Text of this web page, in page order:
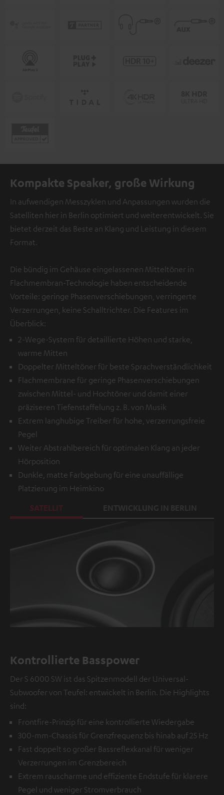
Kompakte Speaker, große Wirkung
In aufwendigen Messzyklen und Anpassungen wurden die
Satelliten hier in Berlin optimiert und weiterentwickelt. Sie
bietet derzeit das Beste an Klang und Leistung in diesem
Format.
Die bündig im Gehäuse eingelassenen Mitteltöner in
Flachmembran-Technologie haben entscheidende
Vorteile: geringe Phasenverschiebungen, verringerte
Verzerrungen, keine Schalltrichter. Die Features im
Überblick:
2-Wege-System für detaillierte Höhen und starke,
warme Mitten
Doppelter Mitteltöner für beste Sprachverständlichkeit
Flachmembrane für geringe Phasenverschiebungen
zwischen Mittel- und Hochtöner und damit einer
präziseren Tiefenstaffelung z. B. von Musik
Extrem langhubige Treiber für hohe, verzerrungsfreie
Pegel
Weiter Abstrahlbereich für optimalen Klang an jeder
Hörposition
Dunkle, matte Farbgebung für eine unauffällige
Platzierung im Heimkino
SATELLIT
Kontrollierte Basspower
Der S 6000 SW ist das Spitzenmodell der Universal-
Subwoofer von Teufel: entwickelt in Berlin. Die Highlights
sind:
Frontfire-Prinzip für eine kontrollierte Wiedergabe
300-mm-Chassis für Grenzfrequenz bis hinab auf 25 Hz
Fast doppelt so großer Bassreflexkanal für weniger
Verzerrungen im Grenzbereich
Extrem rauscharme und effiziente Endstufe für klarere
Pegel und weniger Stromverbrauch